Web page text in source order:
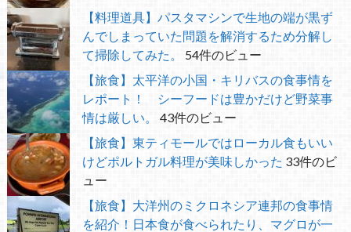
【料理道具】パスタマシンで生地の端が黒ず
んでしまっていた問題を解消するため分解し
て掃除してみた。
54件のビュー
【旅食】太平洋の小国・キリバスの食事情を
レポート！ シーフードは豊かだけど野菜事
情は厳しい。
43件のビュー
【旅食】東ティモールではローカル食もいい
けどポルトガル料理が美味しかった 33件のビ
ュー
【旅食】大洋州のミクロネシア連邦の食事情
を紹介！日本食が食べられたり、マグロが一